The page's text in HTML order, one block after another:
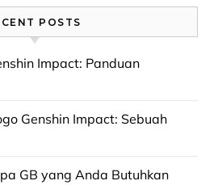
POSTS
Impact: Panduan
Genshin Impact: Sebuah
GB yang Anda Butuhkan